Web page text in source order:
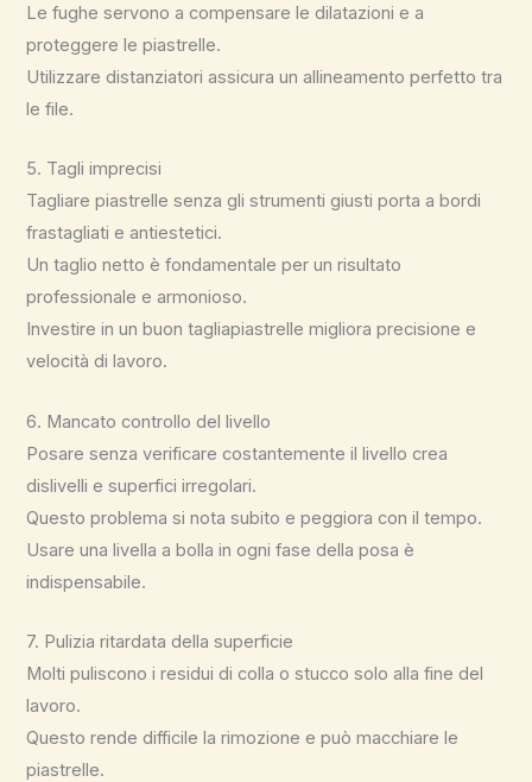
Le fughe servono a compensare le dilatazioni e a
proteggere le piastrelle.
Utilizzare distanziatori assicura un allineamento perfetto tra
le file.
5. Tagli imprecisi
Tagliare piastrelle senza gli strumenti giusti porta a bordi
frastagliati e antiestetici.
Un taglio netto è fondamentale per un risultato
professionale e armonioso.
Investire in un buon tagliapiastrelle migliora precisione e
velocità di lavoro.
6. Mancato controllo del livello
Posare senza verificare costantemente il livello crea
dislivelli e superfici irregolari.
Questo problema si nota subito e peggiora con il tempo.
Usare una livella a bolla in ogni fase della posa è
indispensabile.
7. Pulizia ritardata della superficie
Molti puliscono i residui di colla o stucco solo alla fine del
lavoro.
Questo rende difficile la rimozione e può macchiare le
piastrelle.